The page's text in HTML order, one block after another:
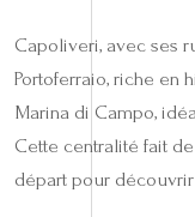
Capoliveri, avec ses
Portoferraio, riche en
Marina di Campo,
Cette centralité fait
départ pour découvrir